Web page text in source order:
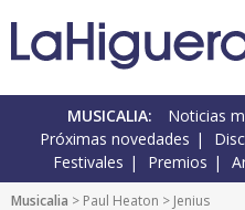
MUSICALIA: Noticias
Próximas novedades
Festivales
Premios
Musicalia > Paul Heaton > Jenius